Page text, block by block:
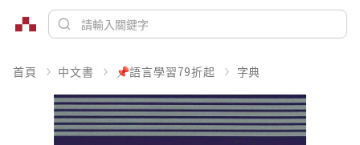
首頁 中文書 📌語言學習79折起 字典